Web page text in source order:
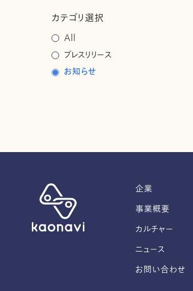
カテゴリ選択
All
プレスリリース
お知らせ
企業
事業概要
カルチャー
ニュース
お問い合わせ